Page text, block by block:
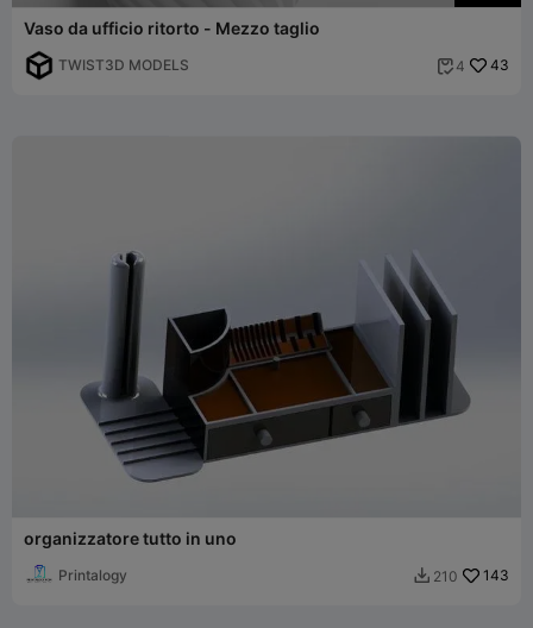
Vaso da ufficio ritorto - Mezzo taglio
TWIST3D MODELS  4 43
organizzatore tutto in uno
Printalogy  210 143